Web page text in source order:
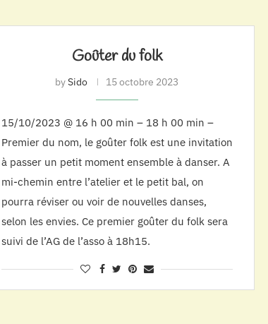
Goûter du folk
bySido 15 octobre 2023
15/10/2023 @ 16 h 00 min – 18 h 00 min –
Premier du nom, le goûter folk est une invitation
à passer un petit moment ensemble à danser. A
mi-chemin entre l’atelier et le petit bal, on
pourra réviser ou voir de nouvelles danses,
selon les envies. Ce premier goûter du folk sera
suivi de l’AG de l’asso à 18h15.